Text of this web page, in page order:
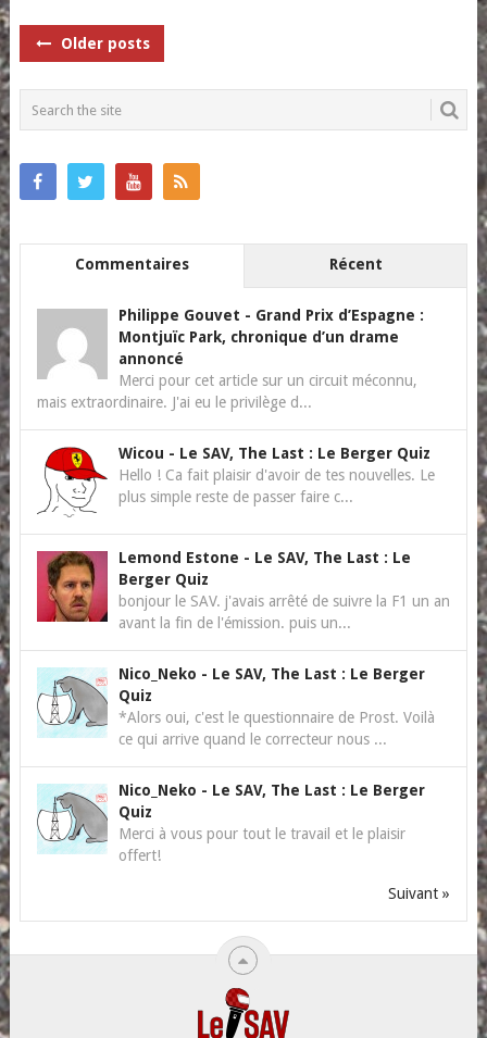
POSTS
Older posts
Commentaires Récent
Philippe Gouvet - Grand Prix d’Espagne :
Montjuïc Park, chronique d’un drame
annoncé
Merci pour cet article sur un circuit méconnu,
mais extraordinaire. J'ai eu le privilège d...
Wicou - Le SAV, The Last : Le Berger Quiz
Hello ! Ca fait plaisir d'avoir de tes nouvelles. Le
plus simple reste de passer faire c...
Lemond Estone - Le SAV, The Last : Le
Berger Quiz
bonjour le SAV. j'avais arrêté de suivre la F1 un an
avant la fin de l'émission. puis un...
Nico_Neko - Le SAV, The Last : Le Berger
Quiz
*Alors oui, c'est le questionnaire de Prost. Voilà
ce qui arrive quand le correcteur nous ...
Nico_Neko - Le SAV, The Last : Le Berger
Quiz
Merci à vous pour tout le travail et le plaisir
offert!
Suivant »